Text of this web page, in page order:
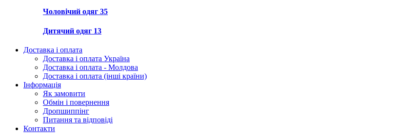
Чоловічий одяг 35
Дитячий одяг 13
Доставка і оплата
Доставка і оплата Україна
Доставка і оплата - Молдова
Доставка і оплата (інші країни)
Інформація
Як замовити
Обмін і повернення
Дропшиппінг
Питання та відповіді
Контакти